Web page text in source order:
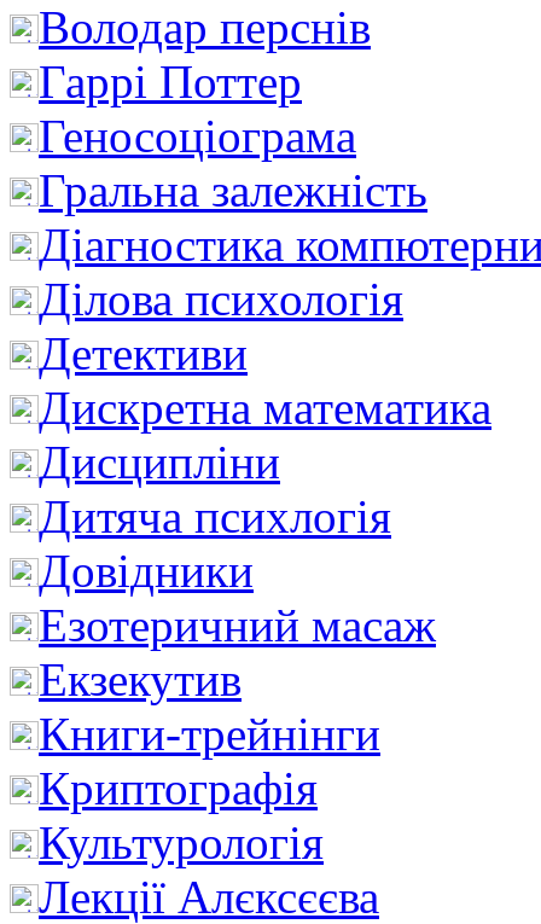
Володар перснів
Гаррі Поттер
Геносоціограма
Гральна залежність
Діагностика
Ділова психологія
Детективи
Дискретна математика
Дисципліни
Дитяча психлогія
Довідники
Езотеричний масаж
Екзекутив
Книги-трейнінги
Криптографія
Культурологія
Лекції Алєксєєва